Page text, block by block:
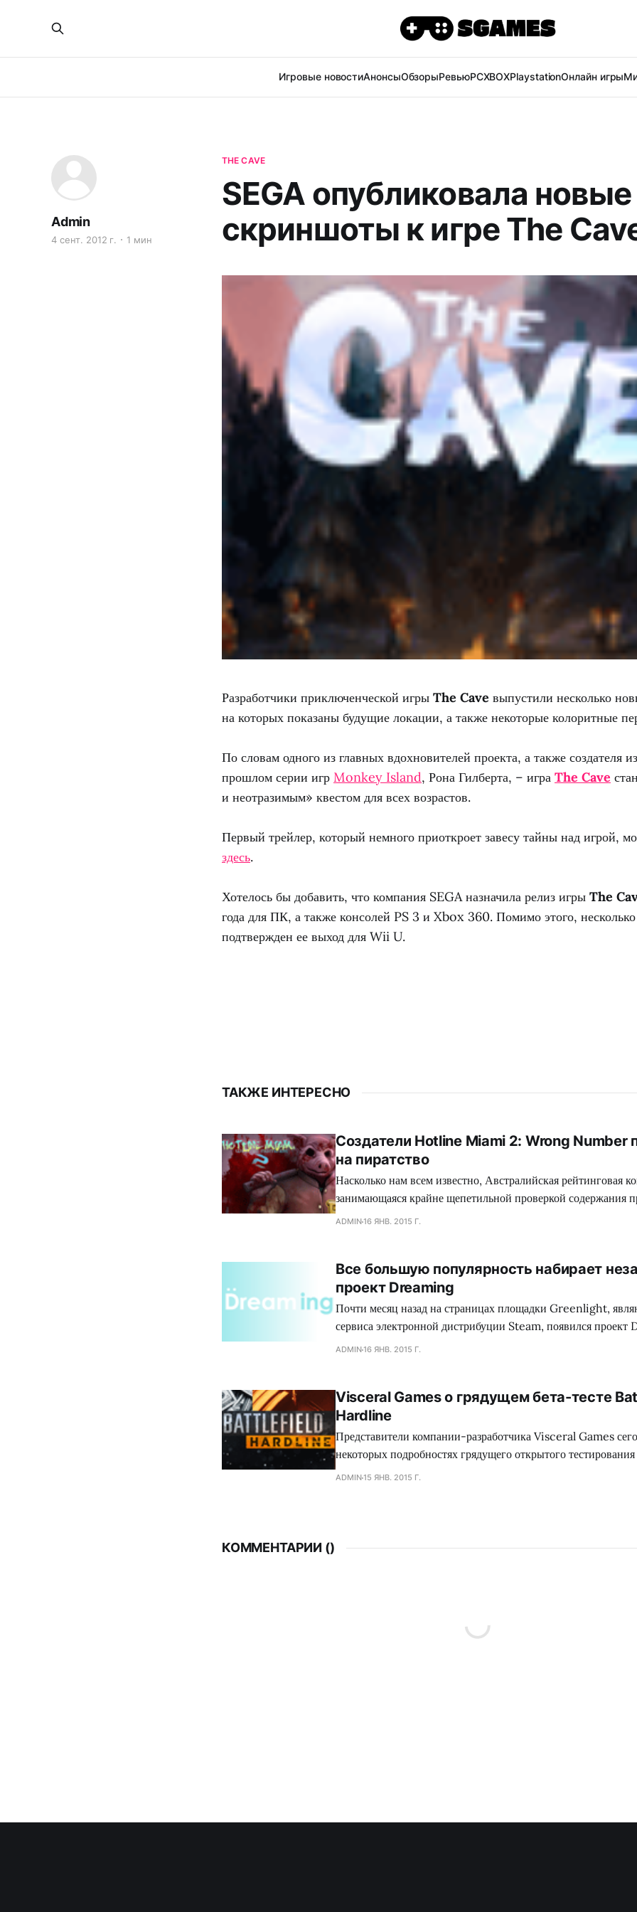
Игровые новостиАнонсыОбзорыРевьюPCXBOXPlaystationОнлайн игры
THE CAVE
SEGA опубликовала новые
скриншоты к игре The
Admin
4 сент. 2012 г. 1 мин
Разработчики приключенческой игры The Cave выпустили несколько
на которых показаны будущие локации, а также некоторые колоритные
По словам одного из главных вдохновителей проекта, а также создателя
прошлом серии игр Monkey Island, Рона Гилберта, – игра The Cave
и неотразимым» квестом для всех возрастов.
Первый трейлер, который немного приоткроет завесу тайны над игрой,
здесь.
Хотелось бы добавить, что компания SEGA назначила релиз игры The
года для ПК, а также консолей PS 3 и Xbox 360. Помимо этого,
подтвержден ее выход для Wii U.
ТАКЖЕ ИНТЕРЕСНО
Создатели Hotline Miami 2: Wrong Number
на пиратство
Насколько нам всем известно, Австралийская рейтинговая
занимающаяся крайне щепетильной проверкой содержания
производит современная игровая индустрия, подвергает
зеленного континента. Так сказать, под нож могло попасть
коллектива Dennaton
ADMIN16 ЯНВ. 2015 Г.
Все большую популярность набирает
проект Dreaming
Почти месяц назад на страницах площадки Greenlight,
сервиса электронной дистрибуции Steam, появился
обладающий необыкновенным сеттингом, а также
головоломку с экшеном Mirror`s Edge, хотя сами
ADMIN16 ЯНВ. 2015 Г.
Visceral Games о грядущем бета-тесте
Hardline
Представители компании-разработчика Visceral Games
некоторых подробностях грядущего открытого
сетевого шутера Battlefield: Hardline, а также поделились
ADMIN15 ЯНВ. 2015 Г.
КОММЕНТАРИИ ()